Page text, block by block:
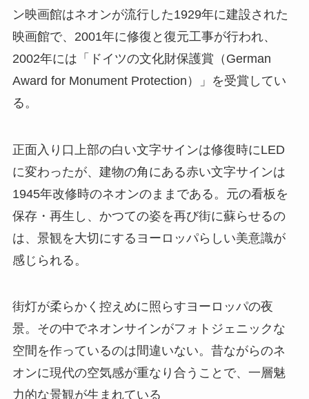
ン映画館はネオンが流行した1929年に建設された
映画館で、2001年に修復と復元工事が行われ、
2002年には「ドイツの文化財保護賞（German
Award for Monument Protection）」を受賞してい
る。
正面入り口上部の白い文字サインは修復時にLED
に変わったが、建物の角にある赤い文字サインは
1945年改修時のネオンのままである。元の看板を
保存・再生し、かつての姿を再び街に蘇らせるの
は、景観を大切にするヨーロッパらしい美意識が
感じられる。
街灯が柔らかく控えめに照らすヨーロッパの夜
景。その中でネオンサインがフォトジェニックな
空間を作っているのは間違いない。昔ながらのネ
オンに現代の空気感が重なり合うことで、一層魅
力的な景観が生まれている